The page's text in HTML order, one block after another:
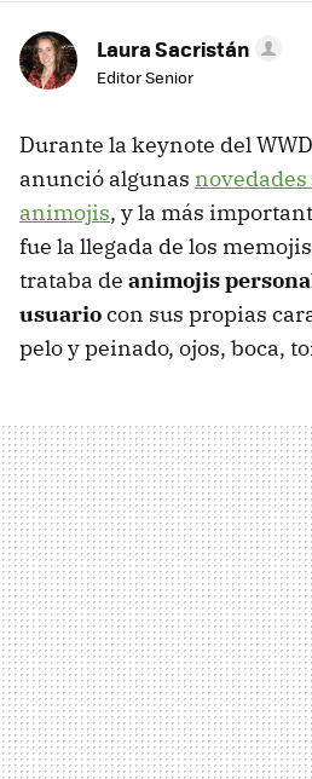
Laura Sacristán
Editor Senior
Durante la keynote del
anunció algunas
animojis, y la más
fue la llegada de los
trataba de animojis
usuariocon sus propias
pelo y peinado, ojos, boca,